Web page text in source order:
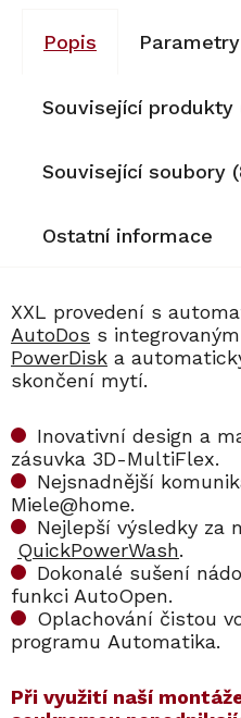
Popis Parametry
Související produkty
Související soubory
Ostatní informace
XXL provedení s
AutoDos s
PowerDisk a
skončení mytí.
Inovativní design a
zásuvka 3D-MultiFlex.
Nejsnadnější
Miele@home.
Nejlepší výsledky za
QuickPowerWash.
Dokonalé sušení
funkci AutoOpen.
Oplachování čistou
programu Automatika.
​​Při využití naší